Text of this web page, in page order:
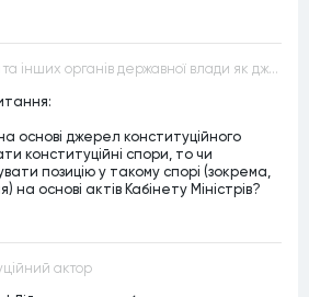
Акти Кабінету Міністрів та інших органів державної влади як джерела конституційного права
основі джерел конституційного
конституційні спори, то чи
позицію у такому спорі (зокрема,
на основі актів Кабінету Міністрів?
актор